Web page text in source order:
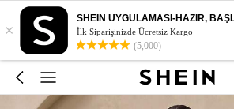
×
SHEIN UYGULAMASI-HAZIR,
İlk Siparişinizde Ücretsiz Kargo
(5,000)